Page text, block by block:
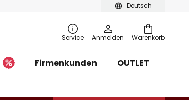
Deutsch
Warenkorb
Service Anmelden
Firmenkunden
OUTLET